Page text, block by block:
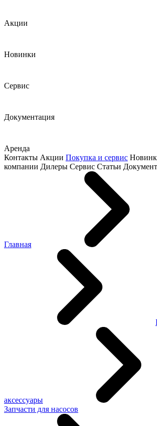
Акции
Новинки
Сервис
Документация
Аренда
Контакты Акции Покупка и сервис
компании Дилеры Сервис Статьи
Главная
аксессуары
Запчасти для насосов